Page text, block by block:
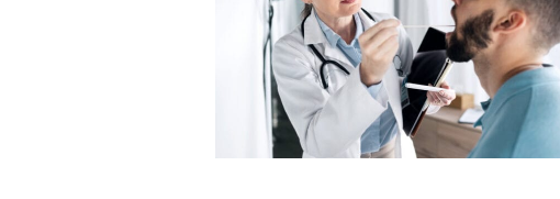
Donec quis est ac felis
Orci varius natoque dolor